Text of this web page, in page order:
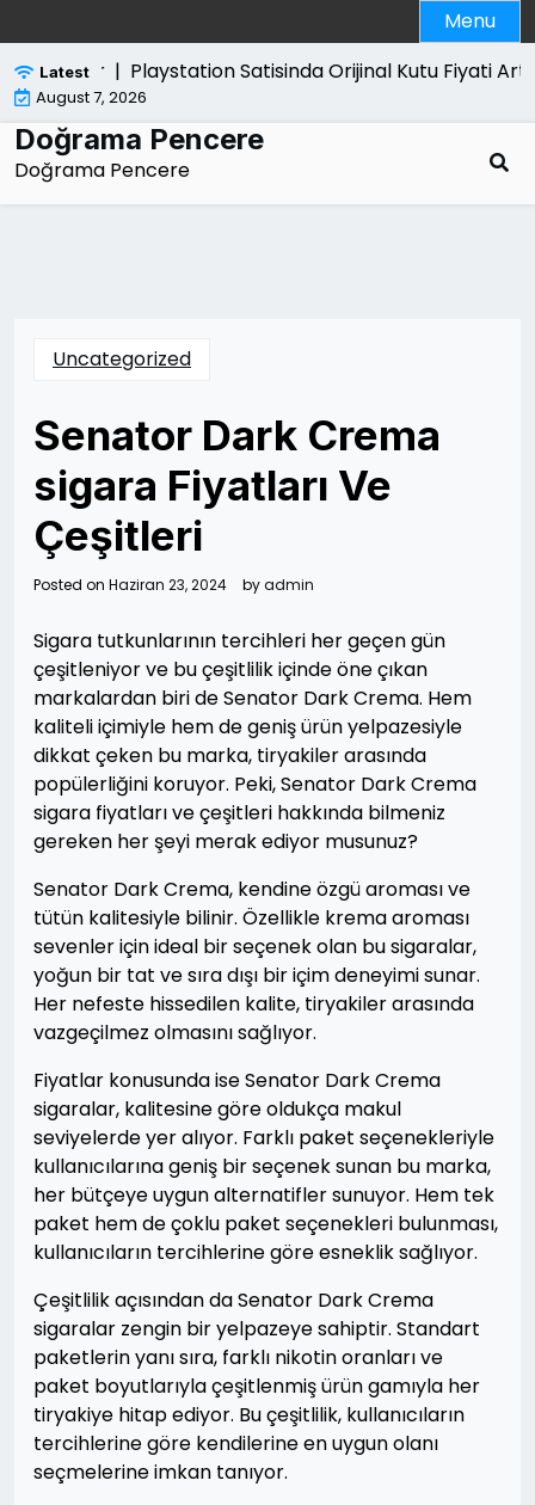
to
content
Menu
Latest Playstation Satisinda Orijinal Kutu Fiyati
August 7, 2026
Doğrama Pencere
Doğrama Pencere
Uncategorized
Senator Dark Crema
sigara Fiyatları Ve
Çeşitleri
Posted on Haziran 23, 2024 byadmin
Sigara tutkunlarının tercihleri her geçen gün
çeşitleniyor ve bu çeşitlilik içinde öne çıkan
markalardan biri de Senator Dark Crema. Hem
kaliteli içimiyle hem de geniş ürün yelpazesiyle
dikkat çeken bu marka, tiryakiler arasında
popülerliğini koruyor. Peki, Senator Dark Crema
sigara fiyatları ve çeşitleri hakkında bilmeniz
gereken her şeyi merak ediyor musunuz?
Senator Dark Crema, kendine özgü aroması ve
tütün kalitesiyle bilinir. Özellikle krema aroması
sevenler için ideal bir seçenek olan bu sigaralar,
yoğun bir tat ve sıra dışı bir içim deneyimi sunar.
Her nefeste hissedilen kalite, tiryakiler arasında
vazgeçilmez olmasını sağlıyor.
Fiyatlar konusunda ise Senator Dark Crema
sigaralar, kalitesine göre oldukça makul
seviyelerde yer alıyor. Farklı paket seçenekleriyle
kullanıcılarına geniş bir seçenek sunan bu marka,
her bütçeye uygun alternatifler sunuyor. Hem tek
paket hem de çoklu paket seçenekleri bulunması,
kullanıcıların tercihlerine göre esneklik sağlıyor.
Çeşitlilik açısından da Senator Dark Crema
sigaralar zengin bir yelpazeye sahiptir. Standart
paketlerin yanı sıra, farklı nikotin oranları ve
paket boyutlarıyla çeşitlenmiş ürün gamıyla her
tiryakiye hitap ediyor. Bu çeşitlilik, kullanıcıların
tercihlerine göre kendilerine en uygun olanı
seçmelerine imkan tanıyor.